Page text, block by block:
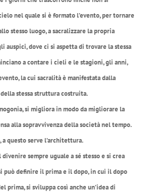
nel quale si è formato l’evento, per tornare
stesso luogo, a sacralizzare la propria
auspici, dove ci si aspetta di trovare la stessa
a contare i cieli e le stagioni, gli anni,
la cui sacralità è manifestata dalla
stessa struttura costruita.
si migliora in modo da migliorare la
alla sopravvivenza della società nel tempo.
a questo serve l’architettura.
sempre uguale a sé stesso e si crea
può definire il prima e il dopo, in cui il dopo
prima, si sviluppa così anche un’idea di